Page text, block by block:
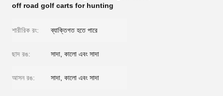
off road golf carts for hunting
শারীরিক রং: ব্যাক্তিগত হতে পারে
ছাদ রঙ: সাদা, কালো এবং সাদা
আসন রঙ: সাদা, কালো এবং সাদা